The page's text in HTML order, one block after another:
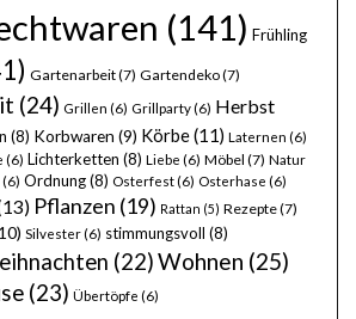
(141) Frühling
Gartenarbeit(7) Gartendeko(7)
(24) Grillen (6) Grillparty(6) Herbst
(8) Korbwaren (9) Körbe(11) Laternen (6)
(6) Lichterketten (8) Liebe (6) Möbel (7) Natur
(6) Ordnung(8) Osterfest(6) Osterhase (6)
Pflanzen (19) Rattan (5) Rezepte(7)
Silvester(6) stimmungsvoll (8)
(22)Wohnen (25)
(23) Übertöpfe (6)